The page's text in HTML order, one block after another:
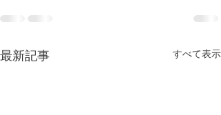
最新記事 すべて表示